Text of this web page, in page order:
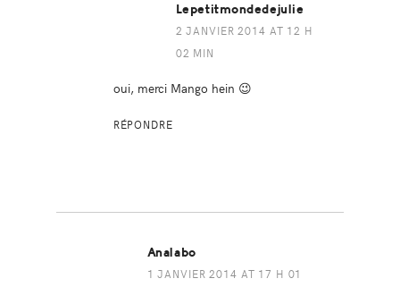
Lepetitmondedejulie
2 JANVIER 2014 AT 12 H
02 MIN
oui, merci Mango hein 😉
RÉPONDRE
Analabo
1 JANVIER 2014 AT 17 H 01